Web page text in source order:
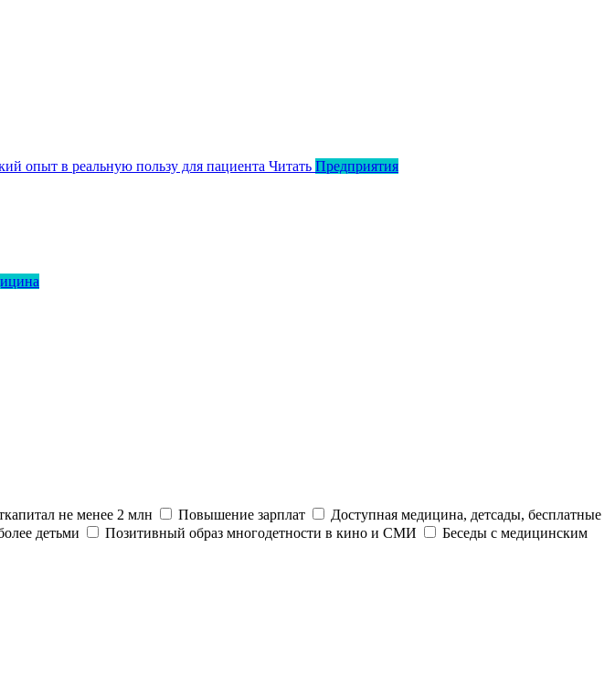
опыт в реальную пользу для пациента Читать Предприятия
не менее 2 млн Повышение зарплат
Доступная медицина, детсады, бесплатные
детьми Позитивный образ многодетности в кино и СМИ
Беседы с медицинским